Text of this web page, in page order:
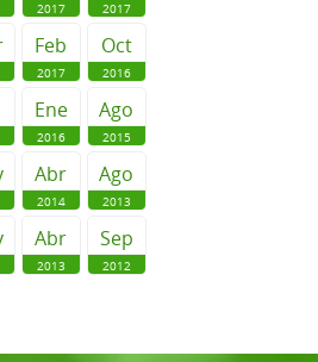
2017 2017
Feb
2017
Oct
2016
Ene
2016
Ago
2015
Abr
2014
Ago
2013
Abr
2013
Sep
2012